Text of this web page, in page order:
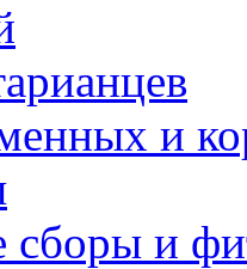
и
сборы и